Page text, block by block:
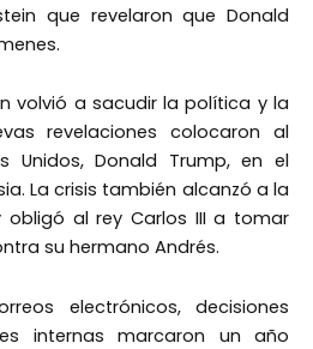
que revelaron que Donald
volvió a sacudir la política y la
revelaciones colocaron al
Unidos, Donald Trump, en el
La crisis también alcanzó a la
al rey Carlos III a tomar
su hermano Andrés.
electrónicos, decisiones
internas marcaron un año